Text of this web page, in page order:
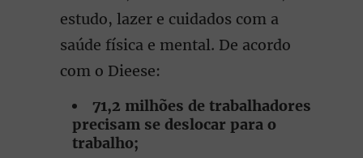
estudo, lazer e cuidados com a
saúde física e mental. De acordo
com o Dieese:
71,2 milhões de trabalhadores
precisam se deslocar para o
trabalho;